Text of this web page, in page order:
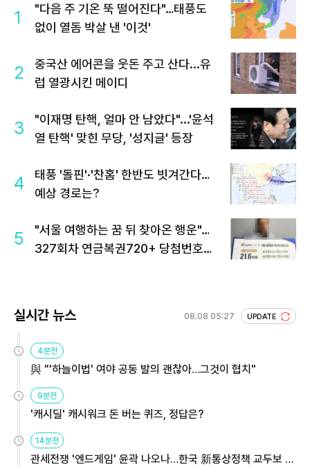
1
"다음 주 기온 뚝 떨어진다"…태풍도
없이 열돔 박살 낸 '이것'
2
중국산 에어콘을 웃돈 주고 산다...유
럽 열광시킨 메이디
3
"이재명 탄핵, 얼마 안 남았다"...'윤석
열 탄핵' 맞힌 무당, '성지글' 등장
4
태풍 '돌핀'·'찬홈' 한반도 빗겨간다…
예상 경로는?
5
"서울 여행하는 꿈 뒤 찾아온 행운"…
327회차 연금복권720+ 당첨번호조
실시간 뉴스 08.08 05:27 UPDATE
4분전
與 "'하늘이법' 여야 공동 발의 괜찮아…그것이 협치"
9분전
'캐시딜' 캐시워크 돈 버는 퀴즈, 정답은?
14분전
관세전쟁 '엔드게임' 윤곽 나오나…한국 新통상정책 교두보 활